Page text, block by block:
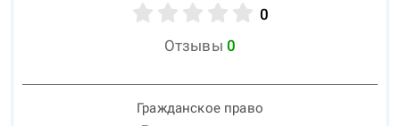
0
Отзывы 0
Гражданское право